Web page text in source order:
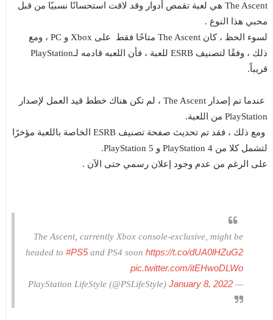
The Ascent هي لعبة تقمص أدوار وقد لاقت استحسانًا نسبيًا من قبل
محبي هذا النوع .
لسوء الحظ ، كان The Ascent متاحًا فقط على Xbox و PC ، ومع
ذلك ، وفقًا لتصنيف ESRB للعبة ، فأن اللعبه قادمه لـPlayStation
قريباً.
عندما تم إصدار The Ascent ، لم تكن هناك خطط قيد العمل لإصدار
PlayStation من اللعبة.
ومع ذلك ، فقد تم تحديث صفحة تصنيف ESRB الخاصة باللعبة مؤخرًا
لتشمل كلا من PlayStation 4 و PlayStation 5.
على الرغم من عدم وجود إعلان رسمي حتى الآن .
The Ascent, currently Xbox console-exclusive, might be
headed to#PS5and PS4 soonhttps://t.co/dUA0lHZuG2
pic.twitter.com/itEHwoDLWo
— PlayStation LifeStyle (@PSLifeStyle)
January 8, 2022